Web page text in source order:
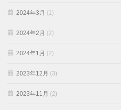
2024年3月 (1)
2024年2月 (2)
2024年1月 (2)
2023年12月 (3)
2023年11月 (2)